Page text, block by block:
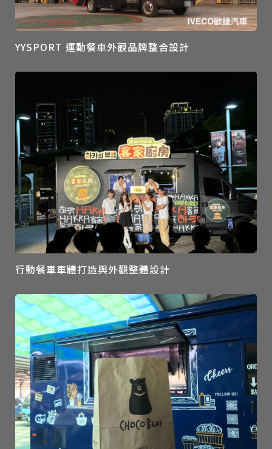
YYSPORT 運動餐車外觀品牌整合設計
行動餐車車體打造與外觀整體設計